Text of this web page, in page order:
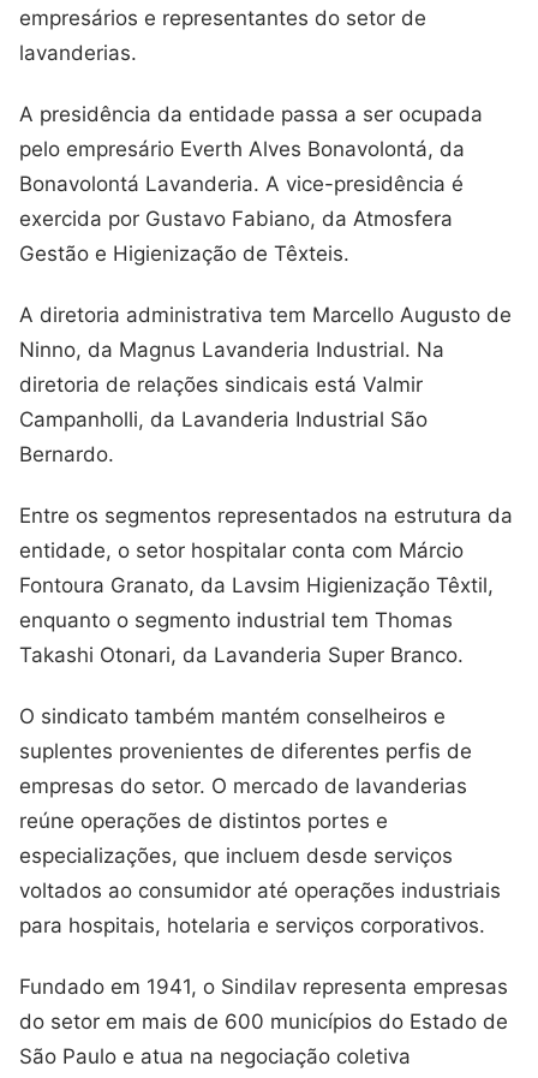
empresários e representantes do setor de
lavanderias.
A presidência da entidade passa a ser ocupada
pelo empresário Everth Alves Bonavolontá, da
Bonavolontá Lavanderia. A vice-presidência é
exercida por Gustavo Fabiano, da Atmosfera
Gestão e Higienização de Têxteis.
A diretoria administrativa tem Marcello Augusto de
Ninno, da Magnus Lavanderia Industrial. Na
diretoria de relações sindicais está Valmir
Campanholli, da Lavanderia Industrial São
Bernardo.
Entre os segmentos representados na estrutura da
entidade, o setor hospitalar conta com Márcio
Fontoura Granato, da Lavsim Higienização Têxtil,
enquanto o segmento industrial tem Thomas
Takashi Otonari, da Lavanderia Super Branco.
O sindicato também mantém conselheiros e
suplentes provenientes de diferentes perfis de
empresas do setor. O mercado de lavanderias
reúne operações de distintos portes e
especializações, que incluem desde serviços
voltados ao consumidor até operações industriais
para hospitais, hotelaria e serviços corporativos.
Fundado em 1941, o Sindilav representa empresas
do setor em mais de 600 municípios do Estado de
São Paulo e atua na negociação coletiva